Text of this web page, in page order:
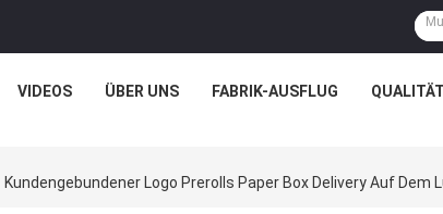
VIDEOS ÜBER UNS FABRIK-AUSFLUG
Kundengebundener Logo Prerolls Paper Box Delivery Auf